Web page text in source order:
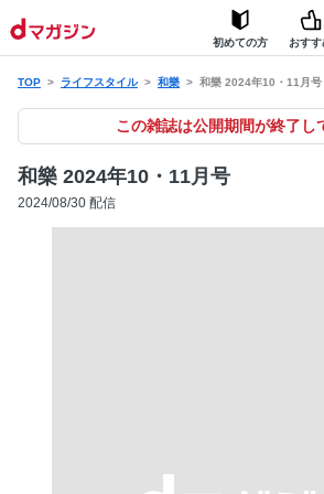
初めての方 おすす
TOP ライフスタイル 和樂 和樂 2024年10・11月号
この雑誌は公開期間が終了し
和樂 2024年10・11月号
2024/08/30 配信